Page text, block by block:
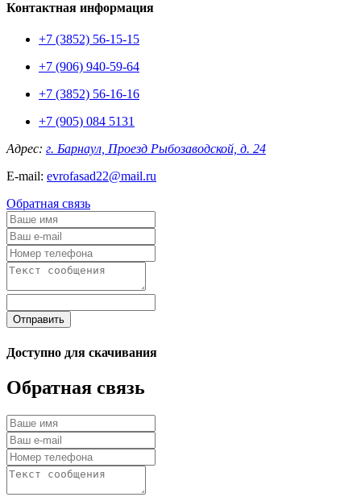
Контактная информация
+7 (3852) 56-15-15
+7 (906) 940-59-64
+7 (3852) 56-16-16
+7 (905) 084 5131
Адрес: г. Барнаул, Проезд Рыбозаводской, д. 24
E-mail: evrofasad22@mail.ru
Обратная связь
Отправить
Доступно для скачивания
Обратная связь